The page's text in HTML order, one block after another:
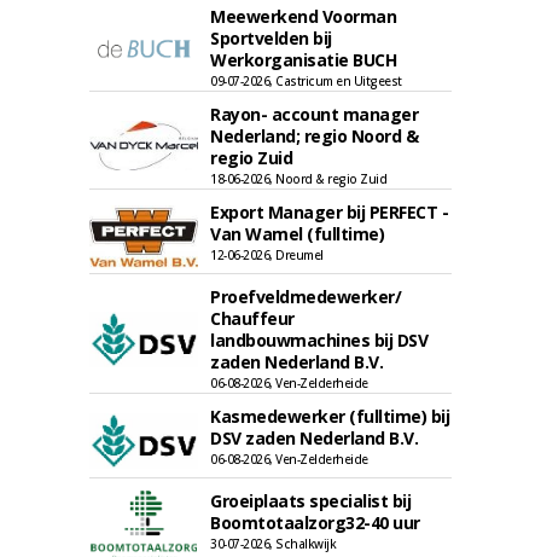
Meewerkend Voorman
Sportvelden bij
Werkorganisatie BUCH
09-07-2026, Castricum en Uitgeest
Rayon- account manager
Nederland; regio Noord &
regio Zuid
18-06-2026, Noord & regio Zuid
Export Manager bij PERFECT -
Van Wamel (fulltime)
12-06-2026, Dreumel
Proefveldmedewerker/
Chauffeur
landbouwmachines bij DSV
zaden Nederland B.V.
06-08-2026, Ven-Zelderheide
Kasmedewerker (fulltime) bij
DSV zaden Nederland B.V.
06-08-2026, Ven-Zelderheide
Groeiplaats specialist bij
Boomtotaalzorg32-40 uur
30-07-2026, Schalkwijk